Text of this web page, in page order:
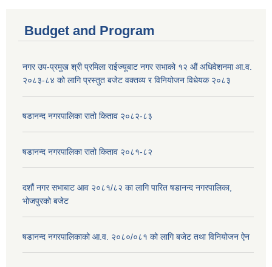
Budget and Program
नगर उप-प्रमुख श्री प्रमिला राईज्यूबाट नगर सभाको १२ ‍औं अधिवेशनमा आ.व.
२०८३-८४ को लागि प्रस्तुत बजेट वक्तव्य र विनियोजन विधेयक २०८३
षडानन्द नगरपालिका रातो किताव २०८२-८३
षडानन्द नगरपालिका रातो किताव २०८१-८२
दशौं नगर सभाबाट आव २०८१/८२ का लागि पारित षडानन्द नगरपालिका,
भोजपुरको बजेट
षडानन्द नगरपालिकाको आ.व. २०८०/०८१ को लागि बजेट तथा विनियोजन ऐन